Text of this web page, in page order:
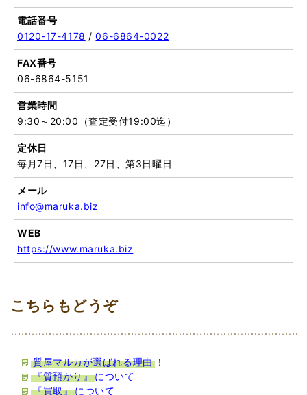
電話番号
0120-17-4178 /06-6864-0022
FAX番号
06-6864-5151
営業時間
9:30～20:00（査定受付19:00迄）
定休日
毎月7日、17日、27日、第3日曜日
メール
info@maruka.biz
WEB
https://www.maruka.biz
質屋マルカが選ばれる理由！
『質預かり』 について
『買取』 について